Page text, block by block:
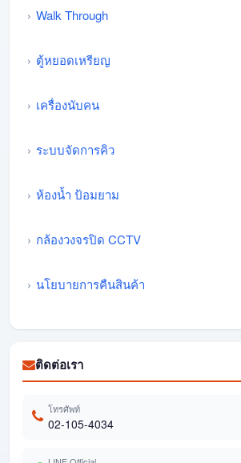
Walk Through
ตู้หยอดเหรียญ
เครื่องนับคน
ระบบจัดการคิว
ห้องน้ำ ป้อมยาม
กล้องวงจรปิด CCTV
นโยบายการคืนสินค้า
ติดต่อเรา
โทรศัพท์
02-105-4034